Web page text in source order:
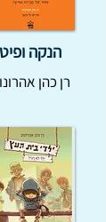
הנקה ופיט
רן כהן